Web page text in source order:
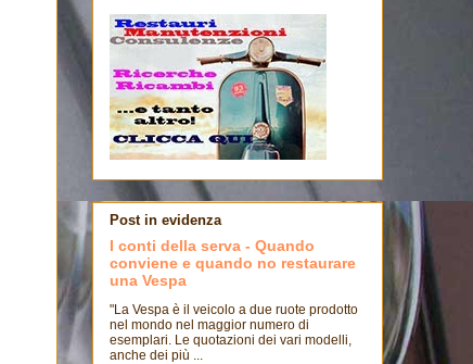
Post in evidenza
I conti della serva - Quando
conviene e quando no restaurare
una Vespa
"La Vespa è il veicolo a due ruote prodotto
nel mondo nel maggior numero di
esemplari. Le quotazioni dei vari modelli,
anche dei più ...